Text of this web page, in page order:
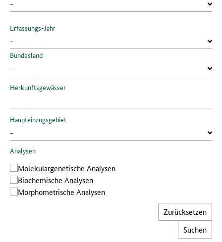
Erfassungs-Jahr
Bundesland
Herkunftsgewässer
Haupteinzugsgebiet
Analysen
Molekular­genetische Analysen
Bio­chemische Analysen
Morphometrische Analysen
Zurücksetzen